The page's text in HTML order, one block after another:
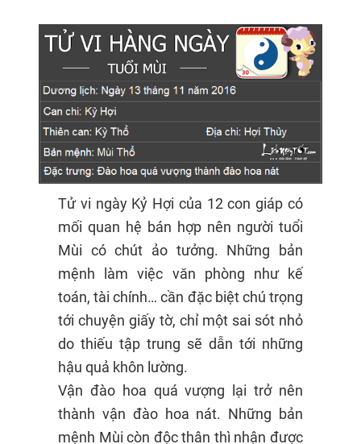
Tử vi ngày Kỷ Hợi của 12 con giáp có
mối quan hệ bán hợp nên người tuổi
Mùi có chút ảo tưởng. Những bản
mệnh làm việc văn phòng như kế
toán, tài chính… cần đặc biệt chú trọng
tới chuyện giấy tờ, chỉ một sai sót nhỏ
do thiếu tập trung sẽ dẫn tới những
hậu quả khôn lường.
Vận đào hoa quá vượng lại trở nên
thành vận đào hoa nát. Những bản
mệnh Mùi còn độc thân thì nhận được